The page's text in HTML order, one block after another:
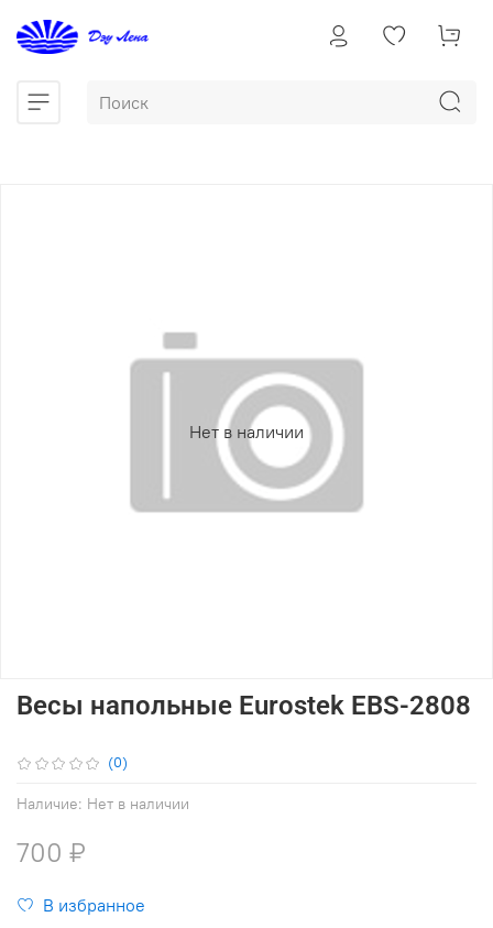
Нет в наличии
(0)
Наличие: Нет в наличии
Весы напольные Eurostek EBS-2808
700 ₽
В избранное